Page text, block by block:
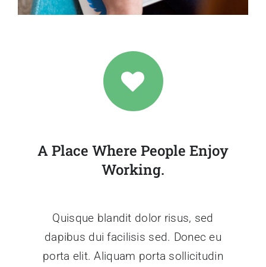
A Place Where People Enjoy
Working.
Quisque blandit dolor risus, sed
dapibus dui facilisis sed. Donec eu
porta elit. Aliquam porta sollicitudin